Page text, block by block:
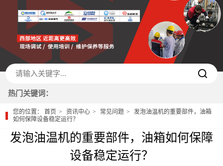
热门关键词：
您的位置：首页 资讯中心 常见问题
发泡油温机的重要部件，油箱
如何保障设备稳定运行？
发泡油温机的重要部件，油箱如何保障
设备稳定运行？